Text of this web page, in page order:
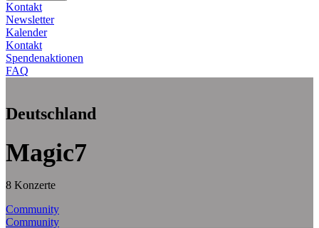
Kontakt
Newsletter
Kalender
Kontakt
Spendenaktionen
FAQ
Deutschland
Magic7
8 Konzerte
Community
Community